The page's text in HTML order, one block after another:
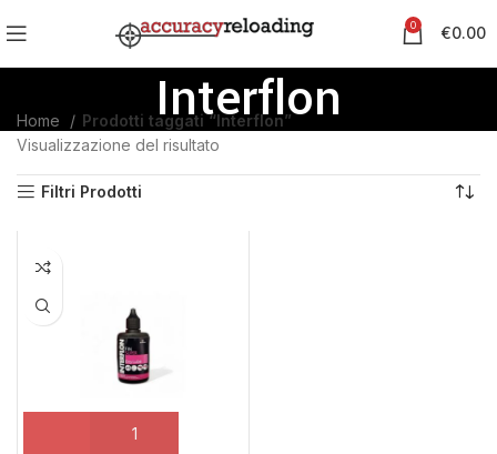
0 €0.00
Interflon
Home
Prodotti taggati “Interflon”
Visualizzazione del risultato
Filtri Prodotti